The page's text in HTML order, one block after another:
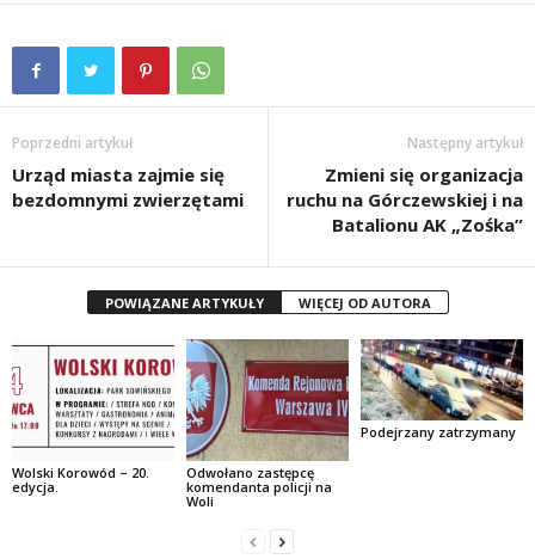
Poprzedni artykuł
Urząd miasta zajmie się
bezdomnymi zwierzętami
Następny artykuł
Zmieni się organizacja
ruchu na Górczewskiej i na
Batalionu AK „Zośka”
POWIĄZANE ARTYKUŁY WIĘCEJ OD AUTORA
Wolski Korowód – 20.
edycja.
Odwołano zastępcę
komendanta policji na
Woli
Podejrzany zatrzymany